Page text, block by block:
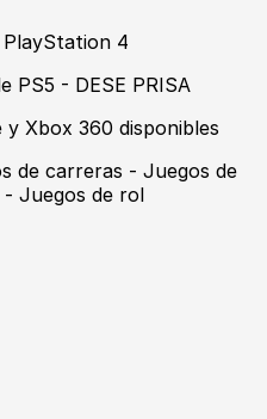
PlayStation 4
PS5 - DESE PRISA
Xbox 360 disponibles
de carreras - Juegos de
Juegos de rol